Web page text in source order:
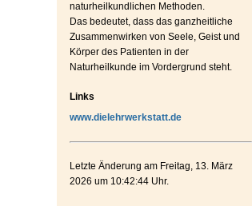
naturheilkundlichen Methoden.
Das bedeutet, dass das ganzheitliche
Zusammenwirken von Seele, Geist und
Körper des Patienten in der
Naturheilkunde im Vordergrund steht.
Links
www.dielehrwerkstatt.de
Letzte Änderung am Freitag, 13. März
2026 um 10:42:44 Uhr.